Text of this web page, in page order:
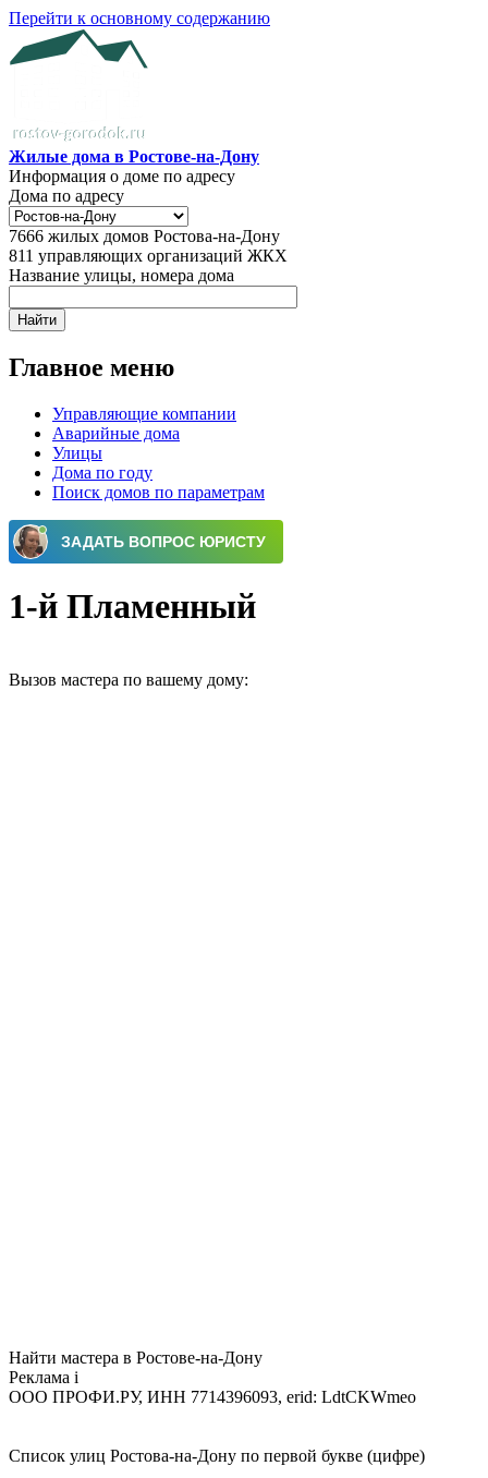
Перейти к основному содержанию
Жилые дома в Ростове-на-Дону
Информация о доме по адресу
Дома по адресу
7666 жилых домов Ростова-на-Дону
811 управляющих организаций ЖКХ
Название улицы, номера дома
Главное меню
Управляющие компании
Аварийные дома
Улицы
Дома по году
Поиск домов по параметрам
1-й Пламенный
Вызов мастера по вашему дому:
Найти мастера в Ростове-на-Дону
Реклама i
ООО ПРОФИ.РУ, ИНН 7714396093, erid: LdtCKWmeo
Список улиц Ростова-на-Дону по первой букве (цифре)